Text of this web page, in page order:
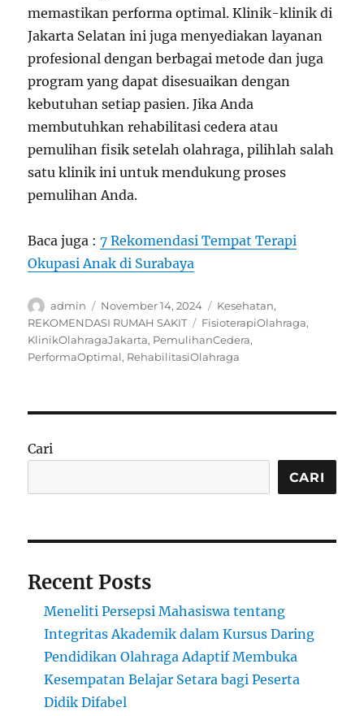
memastikan performa optimal. Klinik-klinik di
Jakarta Selatan ini juga menyediakan layanan
profesional dengan berbagai metode dan juga
program yang dapat disesuaikan dengan
kebutuhan setiap pasien. Jika Anda
membutuhkan rehabilitasi cedera atau
pemulihan fisik setelah olahraga, pilihlah salah
satu klinik ini untuk mendukung proses
pemulihan Anda.
Baca juga :7 Rekomendasi Tempat Terapi
Okupasi Anak di Surabaya
Author
admin
Posted
on
November 14, 2024 Categories
Kesehatan,
REKOMENDASI RUMAH SAKIT
Tags
FisioterapiOlahraga,
KlinikOlahragaJakarta, PemulihanCedera,
PerformaOptimal, RehabilitasiOlahraga
Cari
CARI
Recent Posts
Meneliti Persepsi Mahasiswa tentang
Integritas Akademik dalam Kursus Daring
Pendidikan Olahraga Adaptif Membuka
Kesempatan Belajar Setara bagi Peserta
Didik Difabel